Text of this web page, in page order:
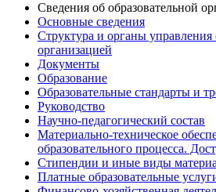
Сведения об образовательной
Основные сведения
Структура и органы управления
организацией
Документы
Образование
Образовательные стандарты и
Руководство
Научно-педагогический состав
Материально-техническое
образовательного процесса.
Стипендии и иные виды
Платные образовательные